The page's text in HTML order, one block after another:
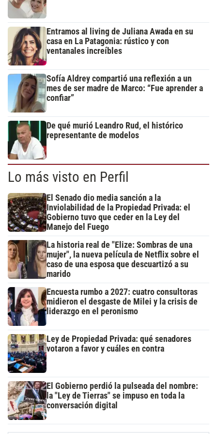
Entramos al living de Juliana Awada en su
casa en La Patagonia: rústico y con
ventanales increíbles
Sofía Aldrey compartió una reflexión a un
mes de ser madre de Marco: “Fue aprender a
confiar”
De qué murió Leandro Rud, el histórico
representante de modelos
Lo más visto en Perfil
El Senado dio media sanción a la
Inviolabilidad de la Propiedad Privada: el
Gobierno tuvo que ceder en la Ley del
Manejo del Fuego
La historia real de "Elize: Sombras de una
mujer", la nueva película de Netflix sobre el
caso de una esposa que descuartizó a su
marido
Encuesta rumbo a 2027: cuatro consultoras
midieron el desgaste de Milei y la crisis de
liderazgo en el peronismo
Ley de Propiedad Privada: qué senadores
votaron a favor y cuáles en contra
El Gobierno perdió la pulseada del nombre:
la "Ley de Tierras" se impuso en toda la
conversación digital